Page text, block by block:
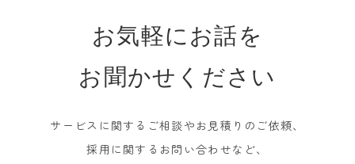
お気軽にお話を
お聞かせください
サービスに関するご相談やお見積りのご依頼、
採用に関するお問い合わせなど、